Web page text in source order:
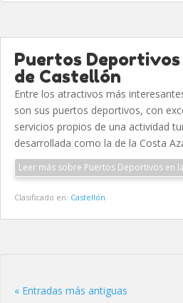
Puertos
de Castellón
Entre los atractivos más
son sus puertos deportivos, con
servicios propios de una actividad
desarrollada como la de la Costa
Leer más sobre Puertos Deportivos en
Clasificado en: Castellón
« Entradas más antiguas